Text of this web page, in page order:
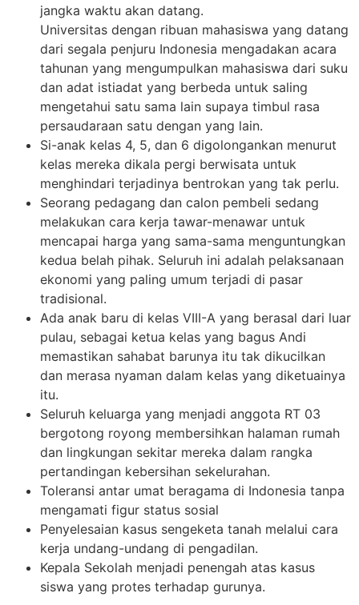
jangka waktu akan datang.
Universitas dengan ribuan mahasiswa yang datang
dari segala penjuru Indonesia mengadakan acara
tahunan yang mengumpulkan mahasiswa dari suku
dan adat istiadat yang berbeda untuk saling
mengetahui satu sama lain supaya timbul rasa
persaudaraan satu dengan yang lain.
Si-anak kelas 4, 5, dan 6 digolongankan menurut
kelas mereka dikala pergi berwisata untuk
menghindari terjadinya bentrokan yang tak perlu.
Seorang pedagang dan calon pembeli sedang
melakukan cara kerja tawar-menawar untuk
mencapai harga yang sama-sama menguntungkan
kedua belah pihak. Seluruh ini adalah pelaksanaan
ekonomi yang paling umum terjadi di pasar
tradisional.
Ada anak baru di kelas VIII-A yang berasal dari luar
pulau, sebagai ketua kelas yang bagus Andi
memastikan sahabat barunya itu tak dikucilkan
dan merasa nyaman dalam kelas yang diketuainya
itu.
Seluruh keluarga yang menjadi anggota RT 03
bergotong royong membersihkan halaman rumah
dan lingkungan sekitar mereka dalam rangka
pertandingan kebersihan sekelurahan.
Toleransi antar umat beragama di Indonesia tanpa
mengamati figur status sosial
Penyelesaian kasus sengeketa tanah melalui cara
kerja undang-undang di pengadilan.
Kepala Sekolah menjadi penengah atas kasus
siswa yang protes terhadap gurunya.